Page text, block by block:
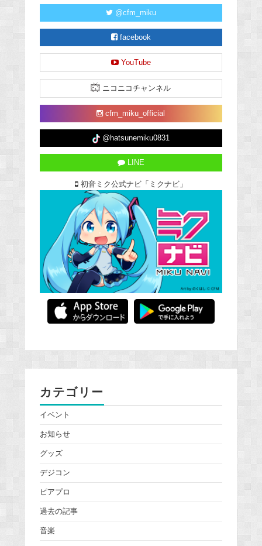
@cfm_miku
facebook
YouTube
ニコニコチャンネル
cfm_miku_official
@hatsunemiku0831
LINE
初音ミク公式ナビ「ミクナビ」
カテゴリー
イベント
お知らせ
グッズ
デジコン
ピアプロ
過去の記事
音楽